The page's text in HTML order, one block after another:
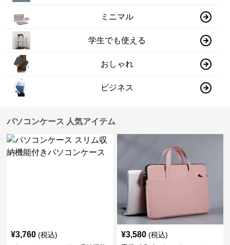
ミニマル
学生でも使える
おしゃれ
ビジネス
パソコンケース 人気アイテム
¥3,760 (税込) ¥3,580 (税込)